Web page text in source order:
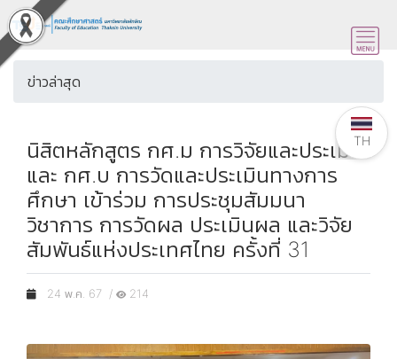
ข่าวล่าสุด
นิสิตหลักสูตร กศ.ม การวิจัยและประเมิน
และ กศ.บ การวัดและประเมินทางการ
ศึกษา เข้าร่วม การประชุมสัมมนา
วิชาการ การวัดผล ประเมินผล และวิจัย
สัมพันธ์แห่งประเทศไทย ครั้งที่ 31
24 พ.ค. 67 / 214
TH